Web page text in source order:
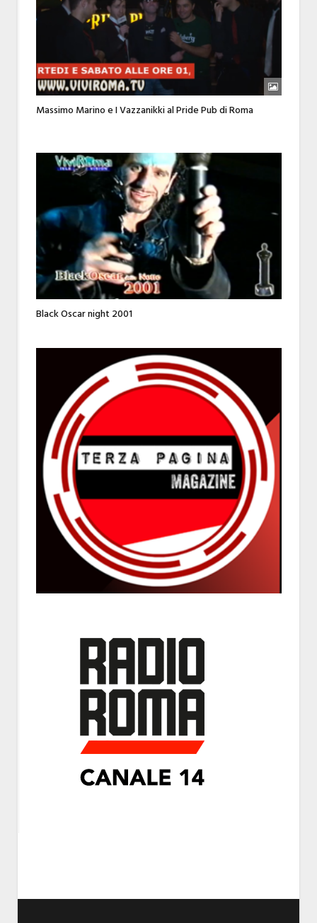
Massimo Marino e I Vazzanikki al Pride Pub di Roma
Black Oscar night 2001